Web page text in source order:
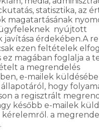
statisztika, az
magatartásának
ügyfeleknek nyújtott
javítása érdekében.A
ezen feltételek
ez magában foglalja a
a megrendelés
e-mailek
hogy
a regisztrált
később e-mailek
a